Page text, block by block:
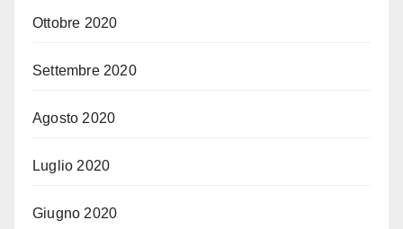
Ottobre 2020
Settembre 2020
Agosto 2020
Luglio 2020
Giugno 2020